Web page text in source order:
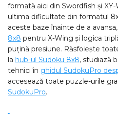
formată aici din Swordfish și
ultima dificultate din formatul
aceste baze înainte de a
8x8 pentru X-Wing și logica
puțină presiune. Răsfoiește
la hub-ul Sudoku 8x8, studiază
tehnici în ghidul SudokuPro
accesează toate puzzle-urile
SudokuPro.